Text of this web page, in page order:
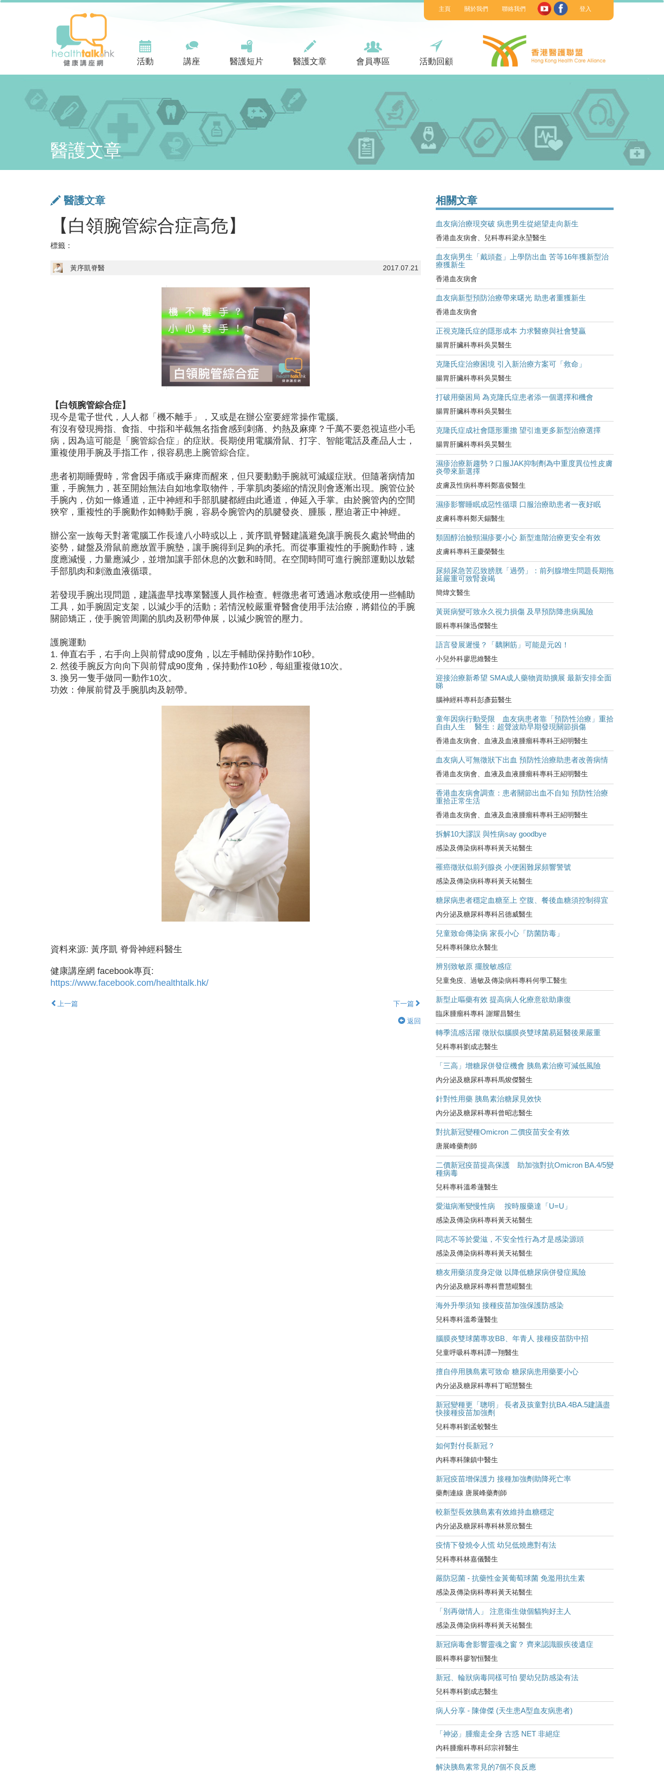
活動 講座 醫護短片 醫護文章 會員專區 活動回顧
主頁 關於我們 聯絡我們 登入
醫護文章
醫護文章
【白領腕管綜合症高危】
標籤：
2017.07.21
黃序凱脊醫
【白領腕管綜合症】
現今是電子世代，人人都「機不離手」，又或是在辦公室要經常操作電腦。
有沒有發現拇指、食指、中指和半截無名指會感到刺痛、灼熱及麻痺？千萬不要忽視這些小毛
病，因為這可能是「腕管綜合症」的症狀。長期使用電腦滑鼠、打字、智能電話及產品人士，
重複使用手腕及手指工作，很容易患上腕管綜合症。
患者初期睡覺時，常會因手痛或手麻痺而醒來，但只要動動手腕就可減緩症狀。但隨著病情加
重，手腕無力，甚至開始無法自如地拿取物件，手掌肌肉萎縮的情況則會逐漸出現。腕管位於
手腕內，仿如一條通道，正中神經和手部肌腱都經由此通道，伸延入手掌。由於腕管內的空間
狹窄，重複性的手腕動作如轉動手腕，容易令腕管內的肌腱發炎、腫脹，壓迫著正中神經。
辦公室一族每天對著電腦工作長達八小時或以上，黃序凱脊醫建議避免讓手腕長久處於彎曲的
姿勢，鍵盤及滑鼠前應放置手腕墊，讓手腕得到足夠的承托。而從事重複性的手腕動作時，速
度應減慢，力量應減少，並增加讓手部休息的次數和時間。在空閒時間可進行腕部運動以放鬆
手部肌肉和刺激血液循環。
若發現手腕出現問題，建議盡早找專業醫護人員作檢查。輕微患者可透過冰敷或使用一些輔助
工具，如手腕固定支架，以減少手的活動；若情況較嚴重脊醫會使用手法治療，將錯位的手腕
關節矯正，使手腕管周圍的肌肉及靭帶伸展，以減少腕管的壓力。
護腕運動
1. 伸直右手，右手向上與前臂成90度角，以左手輔助保持動作10秒。
2. 然後手腕反方向向下與前臂成90度角，保持動作10秒，每組重複做10次。
3. 換另一隻手做同一動作10次。
功效：伸展前臂及手腕肌肉及韌帶。
資料來源: 黃序凱 脊骨神經科醫生
健康講座網 facebook專頁:
https://www.facebook.com/healthtalk.hk/
上一篇 下一篇
返回
相關文章
血友病治療現突破 病患男生從絕望走向新生
香港血友病會、兒科專科梁永堃醫生
血友病男生「戴頭盔」上學防出血 苦等16年獲新型治
療獲新生
香港血友病會
血友病新型預防治療帶來曙光 助患者重獲新生
香港血友病會
正視克隆氏症的隱形成本 力求醫療與社會雙贏
腸胃肝臟科專科吳昊醫生
克隆氏症治療困境 引入新治療方案可「救命」
腸胃肝臟科專科吳昊醫生
打破用藥困局 為克隆氏症患者添一個選擇和機會
腸胃肝臟科專科吳昊醫生
克隆氏症成社會隱形重擔 望引進更多新型治療選擇
腸胃肝臟科專科吳昊醫生
濕疹治療新趨勢？口服JAK抑制劑為中重度異位性皮膚
炎帶來新選擇
皮膚及性病科專科鄭嘉俊醫生
濕疹影響睡眠成惡性循環 口服治療助患者一夜好眠
皮膚科專科鄭天錫醫生
類固醇治臉頸濕疹要小心 新型進階治療更安全有效
皮膚科專科王慶榮醫生
尿頻尿急苦忍致膀胱「過勞」：前列腺增生問題長期拖
延嚴重可致腎衰竭
簡煒文醫生
黃斑病變可致永久視力損傷 及早預防降患病風險
眼科專科陳迅傑醫生
語言發展遲慢？「黐脷筋」可能是元凶！
小兒外科廖思維醫生
迎接治療新希望 SMA成人藥物資助擴展 最新安排全面
睇
腦神經科專科彭彥茹醫生
童年因病行動受限 血友病患者靠「預防性治療」重拾
自由人生 醫生：超聲波助早期發現關節損傷
香港血友病會、血液及血液腫瘤科專科王紹明醫生
血友病人可無徵狀下出血 預防性治療助患者改善病情
香港血友病會、血液及血液腫瘤科專科王紹明醫生
香港血友病會調查：患者關節出血不自知 預防性治療
重拾正常生活
香港血友病會、血液及血液腫瘤科專科王紹明醫生
拆解10大謬誤 與性病say goodbye
感染及傳染病科專科黃天祐醫生
罹癌徵狀似前列腺炎 小便困難尿頻響警號
感染及傳染病科專科黃天祐醫生
糖尿病患者穩定血糖至上 空腹、餐後血糖須控制得宜
內分泌及糖尿科專科呂德威醫生
兒童致命傳染病 家長小心「防菌防毒」
兒科專科陳欣永醫生
辨別致敏原 擺脫敏感症
兒童免疫、過敏及傳染病科專科何學工醫生
新型止嘔藥有效 提高病人化療意欲助康復
臨床腫瘤科專科 謝耀昌醫生
轉季流感活躍 徵狀似腦膜炎雙球菌易延醫後果嚴重
兒科專科劉成志醫生
「三高」增糖尿併發症機會 胰島素治療可減低風險
內分泌及糖尿科專科馬焌傑醫生
針對性用藥 胰島素治糖尿見效快
內分泌及糖尿科專科曾昭志醫生
對抗新冠變種Omicron 二價疫苗安全有效
唐展峰藥劑師
二價新冠疫苗提高保護 助加強對抗Omicron BA.4/5變
種病毒
兒科專科溫希蓮醫生
愛滋病漸變慢性病 按時服藥達「U=U」
感染及傳染病科專科黃天祐醫生
同志不等於愛滋，不安全性行為才是感染源頭
感染及傳染病科專科黃天祐醫生
糖友用藥須度身定做 以降低糖尿病併發症風險
內分泌及糖尿科專科曹慧崐醫生
海外升學須知 接種疫苗加強保護防感染
兒科專科溫希蓮醫生
腦膜炎雙球菌專攻BB、年青人 接種疫苗防中招
兒童呼吸科專科譚一翔醫生
擅自停用胰島素可致命 糖尿病患用藥要小心
內分泌及糖尿科專科丁昭慧醫生
新冠變種更「聰明」 長者及孩童對抗BA.4BA.5建議盡
快接種疫苗加強劑
兒科專科劉孟蛟醫生
如何對付長新冠？
內科專科陳鎮中醫生
新冠疫苗增保護力 接種加強劑助降死亡率
藥劑連線 唐展峰藥劑師
較新型長效胰島素有效維持血糖穩定
内分泌及糖尿科專科林景欣醫生
疫情下發燒令人慌 幼兒低燒應對有法
兒科專科林嘉儀醫生
嚴防惡菌 - 抗藥性金黃葡萄球菌 免濫用抗生素
感染及傳染病科專科黃天祐醫生
「別再做情人」 注意衞生做個貓狗好主人
感染及傳染病科專科黃天祐醫生
新冠病毒會影響靈魂之窗？ 齊來認識眼疾後遺症
眼科專科廖智恒醫生
新冠、輪狀病毒同樣可怕 嬰幼兒防感染有法
兒科專科劉成志醫生
病人分享 - 陳偉傑 (天生患A型血友病患者)
「神泌」腫瘤走全身 古惑 NET 非絕症
內科腫瘤科專科邱宗祥醫生
解決胰島素常見的7個不良反應